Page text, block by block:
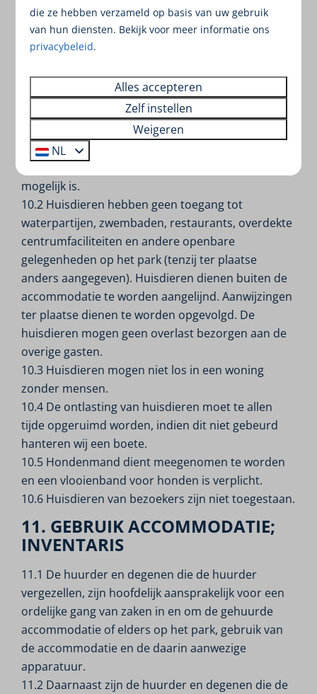
u en/of andere gebruikers huisdieren wensen mee
te nemen dient u dit direct bij reservering op te
geven. In dat geval wordt door TdM Beheer b.v. een
toeslag in rekening gebracht aan u, welke door u
voldaan zal worden. TdM Beheer b.v. behoudt zich
het recht voor om – zonder opgave van redenen –
huisdieren op het park te weigeren. Huisdieren zijn
niet toegestaan in alle accommodaties dus
mogelijk is.
10.2 Huisdieren hebben geen toegang tot
waterpartijen, zwembaden, restaurants, overdekte
centrumfaciliteiten en andere openbare
gelegenheden op het park (tenzij ter plaatse
anders aangegeven). Huisdieren dienen buiten de
accommodatie te worden aangelijnd. Aanwijzingen
ter plaatse dienen te worden opgevolgd. De
huisdieren mogen geen overlast bezorgen aan de
overige gasten.
10.3 Huisdieren mogen niet los in een woning
zonder mensen.
10.4 De ontlasting van huisdieren moet te allen
tijde opgeruimd worden, indien dit niet gebeurd
hanteren wij een boete.
10.5 Hondenmand dient meegenomen te worden
en een vlooienband voor honden is verplicht.
10.6 Huisdieren van bezoekers zijn niet toegestaan.
11. GEBRUIK ACCOMMODATIE;
INVENTARIS
11.1 De huurder en degenen die de huurder
vergezellen, zijn hoofdelijk aansprakelijk voor een
ordelijke gang van zaken in en om de gehuurde
accommodatie of elders op het park, gebruik van
de accommodatie en de daarin aanwezige
apparatuur.
11.2 Daarnaast zijn de huurder en degenen die de
die ze hebben verzameld op basis van uw gebruik
van hun diensten. Bekijk voor meer informatie ons
privacybeleid.
Alles accepteren
Zelf instellen
Weigeren
NL